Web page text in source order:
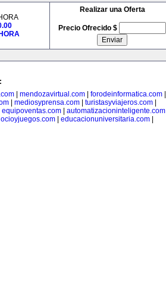
Realizar una Oferta
Precio Ofrecido $
mendozavirtual.com forodeinformatica.com
| mediosyprensa.com| turistasyviajeros.com|
equipoventas.com automatizacioninteligente.com
ocioyjuegos.com educacionuniversitaria.com